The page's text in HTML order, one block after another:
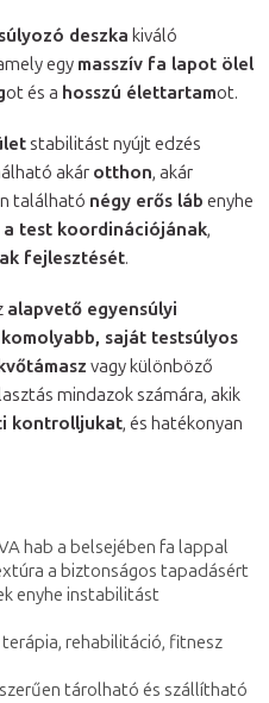
deszka kiváló
egy masszív fa lapot ölel
ot és a hosszú élettartamot.
stabilitást nyújt edzés
akár otthon, akár
található négy erős láb enyhe
a test koordinációjának,
fejlesztését.
alapvető egyensúlyi
komolyabb, saját testsúlyos
vagy különböző
mindazok számára, akik
kontrolljukat, és hatékonyan
hab a belsejében fa lappal
a biztonságos tapadásért
enyhe instabilitást
terápia, rehabilitáció, fitnesz
tárolható és szállítható